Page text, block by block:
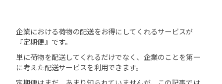
企業における荷物の配送をお得にしてくれるサービスが
『定期便』です。
単に荷物を配送してくれるだけでなく、企業のことを第一
に考えた配送サービスを利用できます。